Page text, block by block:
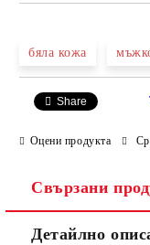
Ние ще се свържем с
бяла кожа
Share
Оцени продукта
Свързани
Детайлно